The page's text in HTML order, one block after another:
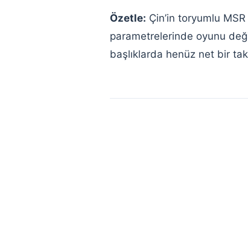
Özetle: Çin’in toryumlu
parametrelerinde oyunu
başlıklarda henüz net bir